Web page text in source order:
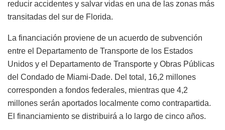
reducir accidentes y salvar vidas en una de las zonas más
transitadas del sur de Florida.
La financiación proviene de un acuerdo de subvención
entre el Departamento de Transporte de los Estados
Unidos y el Departamento de Transporte y Obras Públicas
del Condado de Miami-Dade. Del total, 16,2 millones
corresponden a fondos federales, mientras que 4,2
millones serán aportados localmente como contrapartida.
El financiamiento se distribuirá a lo largo de cinco años.